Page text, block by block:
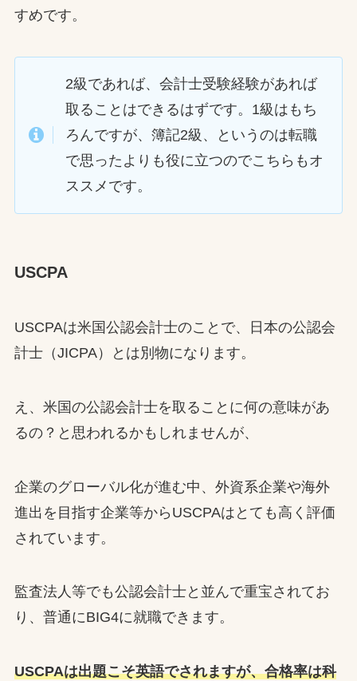
すめです。
2級であれば、会計士受験経験があれば
取ることはできるはずです。1級はもち
ろんですが、簿記2級、というのは転職
で思ったよりも役に立つのでこちらもオ
ススメです。
USCPA
USCPAは米国公認会計士のことで、日本の公認会
計士（JICPA）とは別物になります。
え、米国の公認会計士を取ることに何の意味があ
るの？と思われるかもしれませんが、
企業のグローバル化が進む中、外資系企業や海外
進出を目指す企業等からUSCPAはとても高く評価
されています。
監査法人等でも公認会計士と並んで重宝されてお
り、普通にBIG4に就職できます。
USCPAは出題こそ英語でされますが、合格率は科